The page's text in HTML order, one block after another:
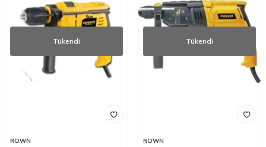
Tükendi
ROWN
Tükendi
ROWN